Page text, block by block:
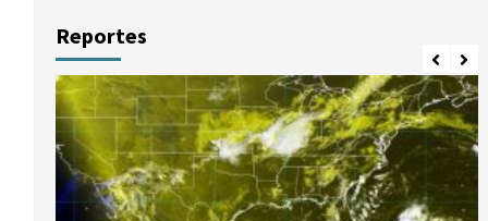
Reportes